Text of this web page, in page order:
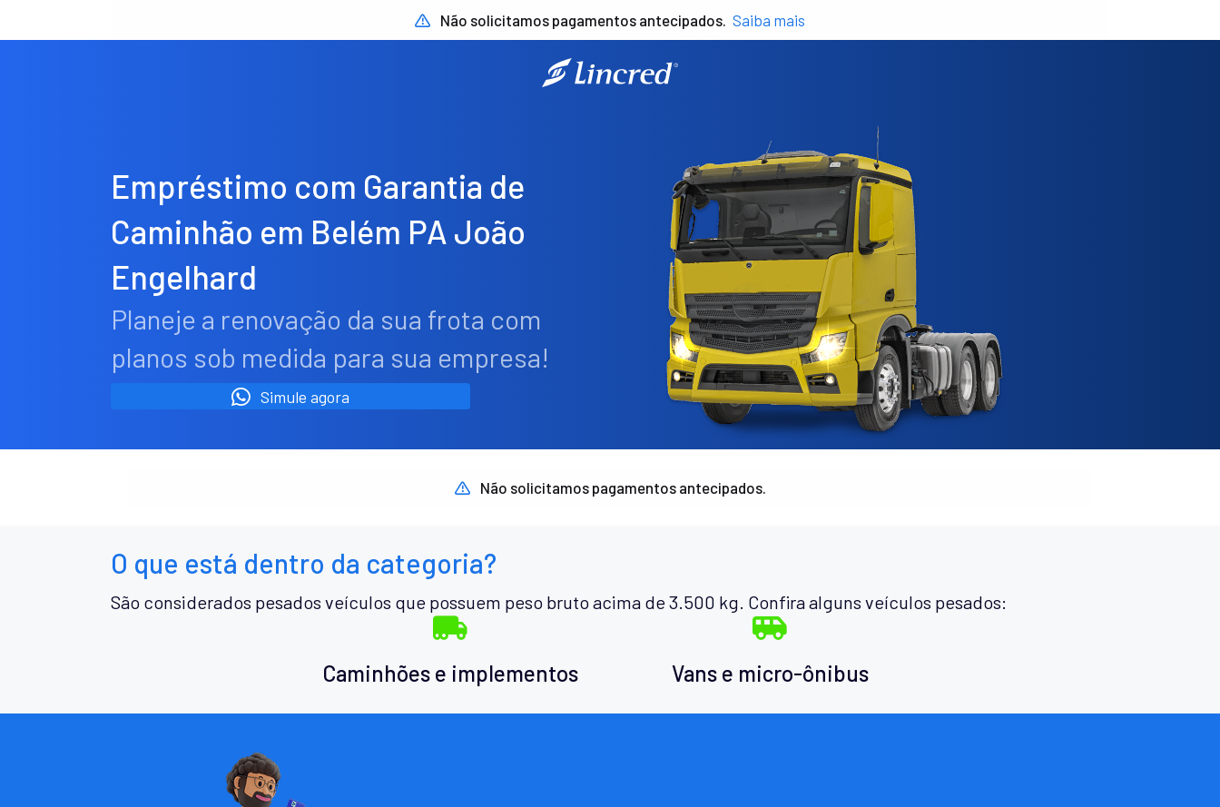
Não solicitamos pagamentos antecipados. Saiba mais
Empréstimo com Garantia de
Caminhão em Belém PA João
Engelhard
Planeje a renovação da sua frota com
planos sob medida para sua empresa!
Simule agora
Não solicitamos pagamentos antecipados.
O que está dentro da categoria?
São considerados pesados veículos que possuem peso bruto acima de 3.500 kg. Confira alguns veículos pesados:
Caminhões e implementos Vans e micro-ônibus